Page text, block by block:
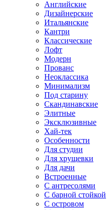
Английские
Дизайнерские
Итальянские
Кантри
Классические
Лофт
Модерн
Прованс
Неоклассика
Минимализм
Под старину
Скандинавские
Элитные
Эксклюзивные
Хай-тек
Особенности
Для студии
Для хрущевки
Для дачи
Встроенные
С антресолями
С барной стойкой
С островом